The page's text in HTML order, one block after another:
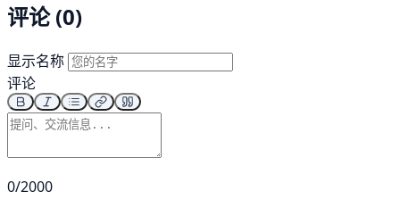
评论 (0)
显示名称
评论
0/2000